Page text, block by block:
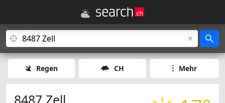
Regen CH Mehr
8487 Zell